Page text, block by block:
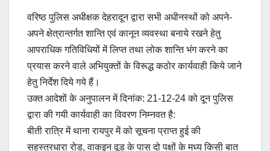
वरिष्ठ पुलिस अधीक्षक देहरादून द्वारा सभी अधीनस्थों को अपने-
अपने क्षेत्रान्तर्गत शान्ति एवं कानून व्यवस्था बनाये रखने हेतु
आपराधिक गतिविधियों में लिप्त तथा लोक शान्ति भंग करने का
प्रयास करने वाले अभियुक्तों के विरूद्ध कठोर कार्यवाही किये जाने
हेतु निर्देश दिये गये हैं।
उक्त आदेशों के अनुपालन में दिनांक: 21-12-24 को दून पुलिस
द्वारा की गयी कार्यवाही का विवरण निम्नवत है:
बीती रात्रि में थाना रायपुर में को सूचना प्राप्त हुई की
सहस्त्रधारा रोड, वाकइन वूड के पास दो पक्षों के मध्य किसी बात